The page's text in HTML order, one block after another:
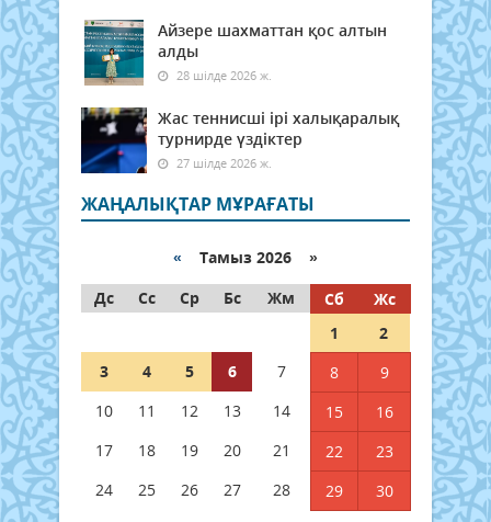
Айзере шахматтан қос алтын
алды
28 шілде 2026 ж.
Жас теннисші ірі халықаралық
турнирде үздіктер
27 шілде 2026 ж.
ЖАҢАЛЫҚТАР МҰРАҒАТЫ
« Тамыз 2026 »
Дс
Сс Ср Бс Жм Сб
Жс
1
2
3
4 5 6 7 8
9
10
11 12 13 14 15
16
17
18 19 20 21 22
23
24
25 26 27 28 29
30